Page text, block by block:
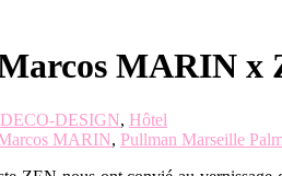
MARIN x
DECO-DESIGN, Hôtel
MARIN, Pullman Marseille